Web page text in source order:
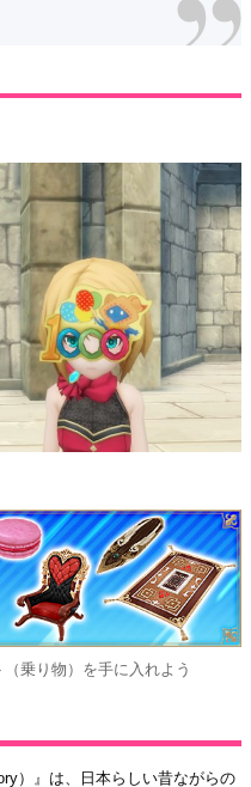
乗り物）を手に入れよう
）』は、日本らしい昔ながらの